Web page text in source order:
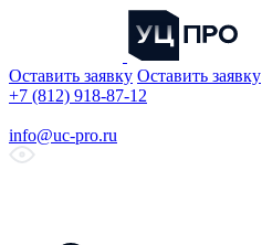
Оставить заявку Оставить заявку
+7 (812) 918-87-12
info@uc-pro.ru